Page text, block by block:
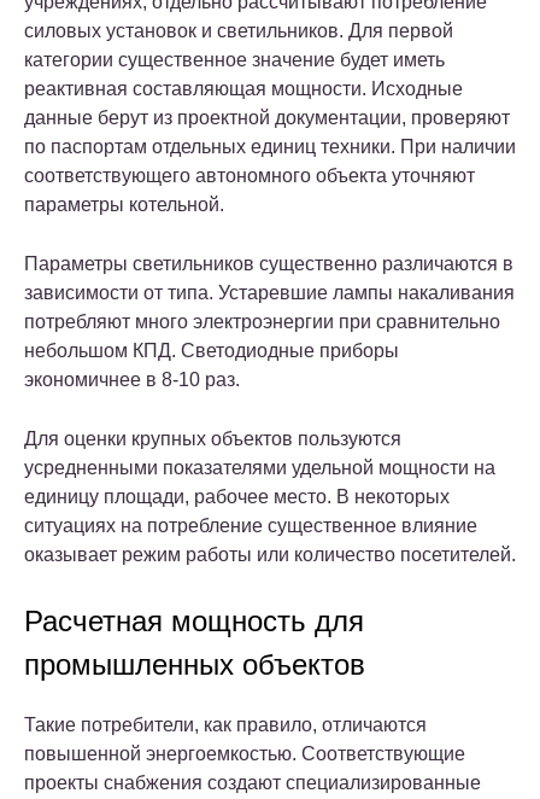
силовых установок и светильников. Для первой
категории существенное значение будет иметь
реактивная составляющая мощности. Исходные
данные берут из проектной документации, проверяют
по паспортам отдельных единиц техники. При наличии
соответствующего автономного объекта уточняют
параметры котельной.
Параметры светильников существенно различаются в
зависимости от типа. Устаревшие лампы накаливания
потребляют много электроэнергии при сравнительно
небольшом КПД. Светодиодные приборы
экономичнее в 8-10 раз.
Для оценки крупных объектов пользуются
усредненными показателями удельной мощности на
единицу площади, рабочее место. В некоторых
ситуациях на потребление существенное влияние
оказывает режим работы или количество посетителей.
Расчетная мощность для
промышленных объектов
Такие потребители, как правило, отличаются
повышенной энергоемкостью. Соответствующие
проекты снабжения создают специализированные